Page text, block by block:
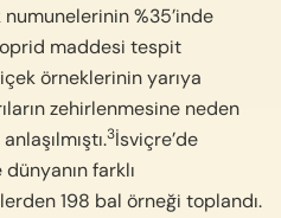
%35’inde
maddesi tespit
örneklerinin yarıya
zehirlenmesine neden
3İsviçre’de
farklı
198 bal örneği toplandı.